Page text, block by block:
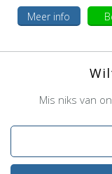
Meer info
Mis niks van